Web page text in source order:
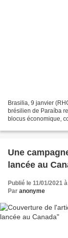
Brasilia, 9 janvier
brésilien de Paraíba
blocus économique,
Une
lancée au
Publié le 11/01/2021
Par anonyme